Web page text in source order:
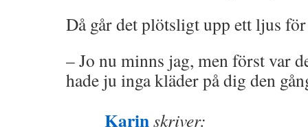
Då går det plötsligt upp ett ljus
– Jo nu minns jag, men först var
hade ju inga kläder på dig den
Karinskriver: